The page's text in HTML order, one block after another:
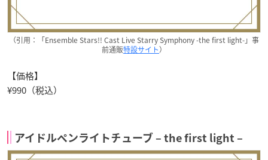
（引用：「Ensemble Stars!! Cast Live Starry Symphony -the first light-」事
前通販特設サイト）
【価格】
¥990（税込）
アイドルペンライトチューブ – the first light –